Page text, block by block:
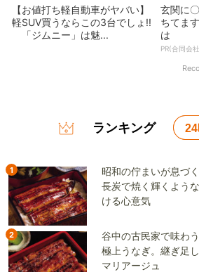
【お値打ち軽自動車がヤバい】
軽SUV買うならこの3台でしょ!!
「ジムニー」は魅...
玄関に
ちてま
は
PR(合同会
ランキング 24
1
昭和の佇まいが息づ
長炭で焼く輝くよう
ける心意気
2
谷中の古民家で味わ
極上うなぎ。継ぎ足
マリアージュ